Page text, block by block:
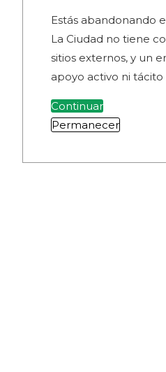
Estás abandonando
La Ciudad no tiene
sitios externos, y un
apoyo activo ni
Continuar
Permanecer